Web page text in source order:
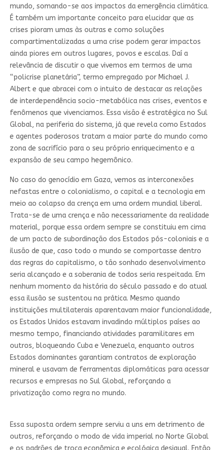
mundo, somando-se aos impactos da emergência climática.
É também um importante conceito para elucidar que as
crises pioram umas às outras e como soluções
compartimentalizadas a uma crise podem gerar impactos
ainda piores em outros lugares, povos e escalas. Daí a
relevância de discutir o que vivemos em termos de uma
“policrise planetária”, termo empregado por Michael J.
Albert e que abracei com o intuito de destacar as relações
de interdependência socio-metabólica nas crises, eventos e
fenômenos que vivenciamos. Essa visão é estratégica no Sul
Global, na periferia do sistema, já que revela como Estados
e agentes poderosos tratam a maior parte do mundo como
zona de sacrifício para o seu próprio enriquecimento e a
expansão de seu campo hegemônico.
No caso do genocídio em Gaza, vemos as interconexões
nefastas entre o colonialismo, o capital e a tecnologia em
meio ao colapso da crença em uma ordem mundial liberal.
Trata-se de uma crença e não necessariamente da realidade
material, porque essa ordem sempre se constituiu em cima
de um pacto de subordinação dos Estados pós-coloniais e a
ilusão de que, caso todo o mundo se comportasse dentro
das regras do capitalismo, o tão sonhado desenvolvimento
seria alcançado e a soberania de todos seria respeitada. Em
nenhum momento da história do século passado e do atual
essa ilusão se sustentou na prática. Mesmo quando
instituições multilaterais aparentavam maior funcionalidade,
os Estados Unidos estavam invadindo múltiplos países ao
mesmo tempo, financiando atividades paramilitares em
outros, bloqueando Cuba e Venezuela, enquanto outros
Estados dominantes garantiam contratos de exploração
mineral e usavam de ferramentas diplomáticas para acessar
recursos e empresas no Sul Global, reforçando a
privatização como regra no mundo.
Essa suposta ordem sempre serviu a uns em detrimento de
outros, reforçando o modo de vida imperial no Norte Global
e os padrões de troca econômica e ecológica desigual. Então